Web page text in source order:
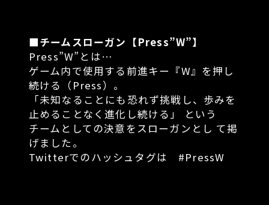
■チームスローガン【Press”W”】
Press”W”とは…
ゲーム内で使⽤する前進キー『W』を押し
続ける（Press）。
「未知なることにも恐れず挑戦し、歩みを
⽌めることなく進化し続ける」 という
チームとしての決意をスローガンとし て掲
げました。
Twitterでのハッシュタグは #PressW